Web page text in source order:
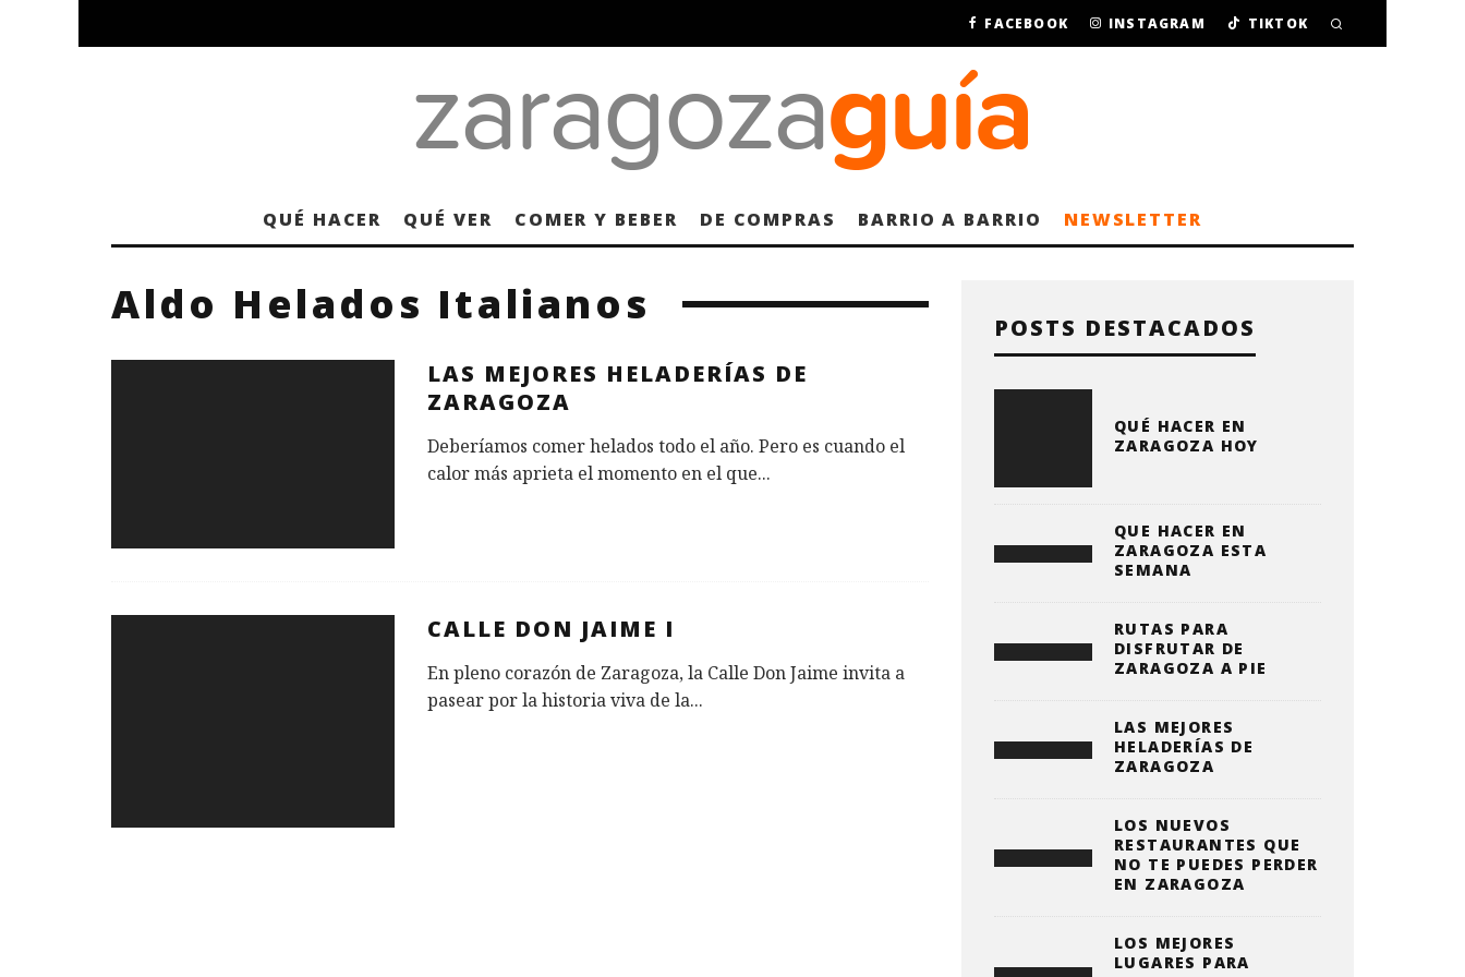
FACEBOOK INSTAGRAM TIKTOK
QUÉ HACER QUÉ VER COMER Y BEBER DE COMPRAS BARRIO A BARRIO NEWSLETTER
Aldo Helados Italianos
LAS MEJORES HELADERÍAS DE
ZARAGOZA
Deberíamos comer helados todo el año. Pero es cuando el
calor más aprieta el momento en el que...
CALLE DON JAIME I
En pleno corazón de Zaragoza, la Calle Don Jaime invita a
pasear por la historia viva de la...
POSTS DESTACADOS
QUÉ HACER EN
ZARAGOZA HOY
QUE HACER EN
ZARAGOZA ESTA
SEMANA
RUTAS PARA
DISFRUTAR DE
ZARAGOZA A PIE
LAS MEJORES
HELADERÍAS DE
ZARAGOZA
LOS NUEVOS
RESTAURANTES QUE
NO TE PUEDES PERDER
EN ZARAGOZA
LOS MEJORES
LUGARES PARA